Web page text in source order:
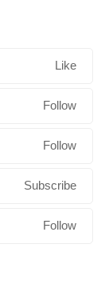
Like
Follow
Follow
Subscribe
Follow